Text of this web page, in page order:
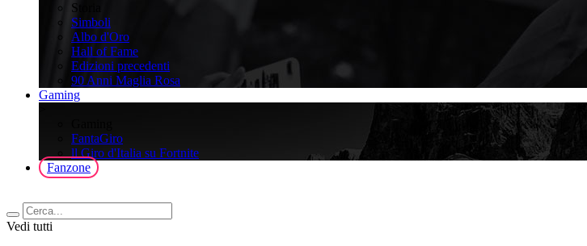
Storia
Simboli
Albo d'Oro
Hall of Fame
Edizioni precedenti
90 Anni Maglia Rosa
Gaming
FantaGiro
ll Giro d'Italia su Fortnite
Fanzone
Vedi tutti